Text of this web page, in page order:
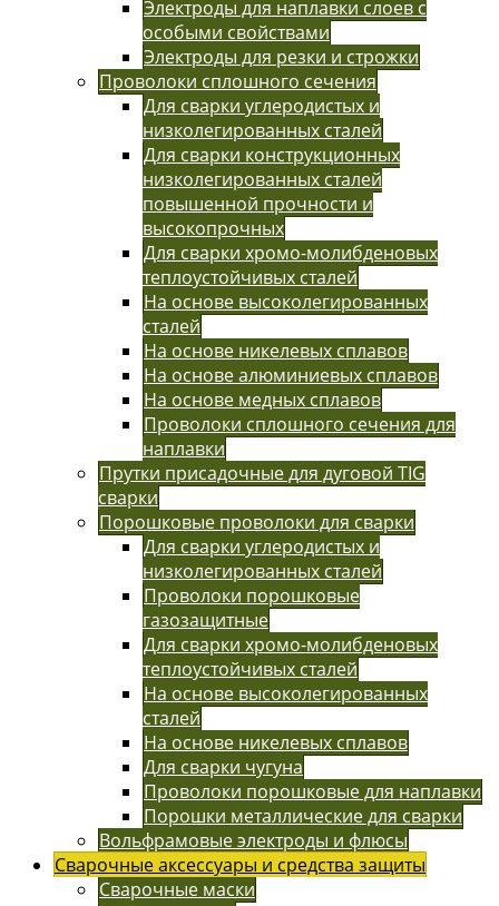
Электроды для наплавки слоев с
особыми свойствами
Электроды для резки и строжки
Проволоки сплошного сечения
Для сварки углеродистых и
низколегированных сталей
Для сварки конструкционных
низколегированных сталей
повышенной прочности и
высокопрочных
Для сварки хромо-молибденовых
теплоустойчивых сталей
На основе высоколегированных
сталей
На основе никелевых сплавов
На основе алюминиевых сплавов
На основе медных сплавов
Проволоки сплошного сечения для
наплавки
Прутки присадочные для дуговой TIG
сварки
Порошковые проволоки для сварки
Для сварки углеродистых и
низколегированных сталей
Проволоки порошковые
газозащитные
Для сварки хромо-молибденовых
теплоустойчивых сталей
На основе высоколегированных
сталей
На основе никелевых сплавов
Для сварки чугуна
Проволоки порошковые для наплавки
Порошки металлические для сварки
Вольфрамовые электроды и флюсы
Сварочные аксессуары и средства защиты
Сварочные маски